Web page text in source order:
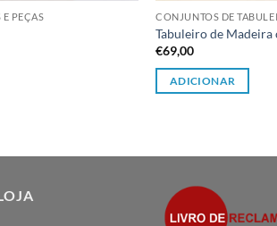
PEÇAS CONJUNTOS DE
Tabuleiro de
€69,00
ADICIONAR